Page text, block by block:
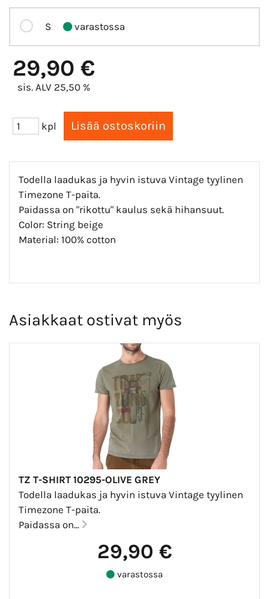
S varastossa
29,90 €
sis. ALV 25,50 %
kpl
Todella laadukas ja hyvin istuva Vintage tyylinen
Timezone T-paita.
Paidassa on "rikottu" kaulus sekä hihansuut.
Color: String beige
Material: 100% cotton
Asiakkaat ostivat myös
TZ T-SHIRT 10295-OLIVE GREY
Todella laadukas ja hyvin istuva Vintage tyylinen
Timezone T-paita.
Paidassa on...
29,90 €
varastossa